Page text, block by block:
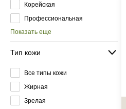
Корейская
Профессиональная
Показать еще
Тип кожи
Все типы кожи
Жирная
Зрелая